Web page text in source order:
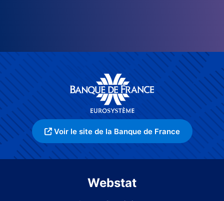
Voir le site de la Banque de France
Webstat